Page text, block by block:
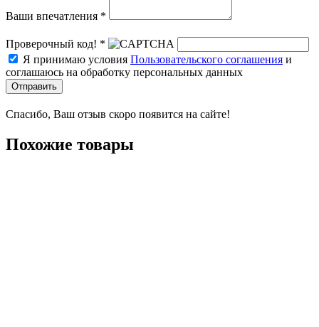
Ваши впечатления *
Проверочный код! *
Я принимаю условия Пользовательского соглашения и
соглашаюсь на обработку персональных данных
Отправить
Спасибо, Ваш отзыв скоро появится на сайте!
Похожие товары